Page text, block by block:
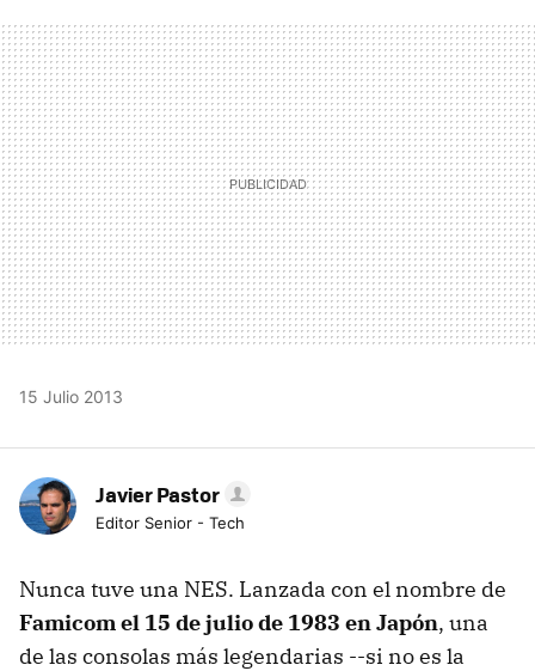
MAIL
15 Julio 2013
Javier Pastor
Editor Senior - Tech
Nunca tuve una NES. Lanzada con el nombre de
Famicom el 15 de julio de 1983 en Japón, una
de las consolas más legendarias --si no es la